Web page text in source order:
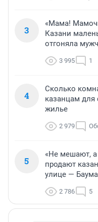
3
«Мама!
Казани
отгоняла
3 995 1
4
Сколько
казанцам для
жилье
2 979
5
«Не мешают, а
продают
улице —
2 786 5